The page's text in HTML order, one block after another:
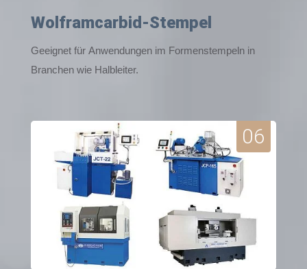
Wolframcarbid-Stempel
Geeignet für Anwendungen im Formenstempeln in
Branchen wie Halbleiter.
06